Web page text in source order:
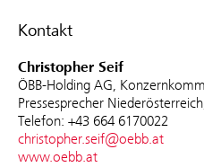
Kontakt
Christopher Seif
ÖBB-Holding AG,
Pressesprecher
Telefon: +43 664 6170022
christopher.seif@oebb.at
www.oebb.at